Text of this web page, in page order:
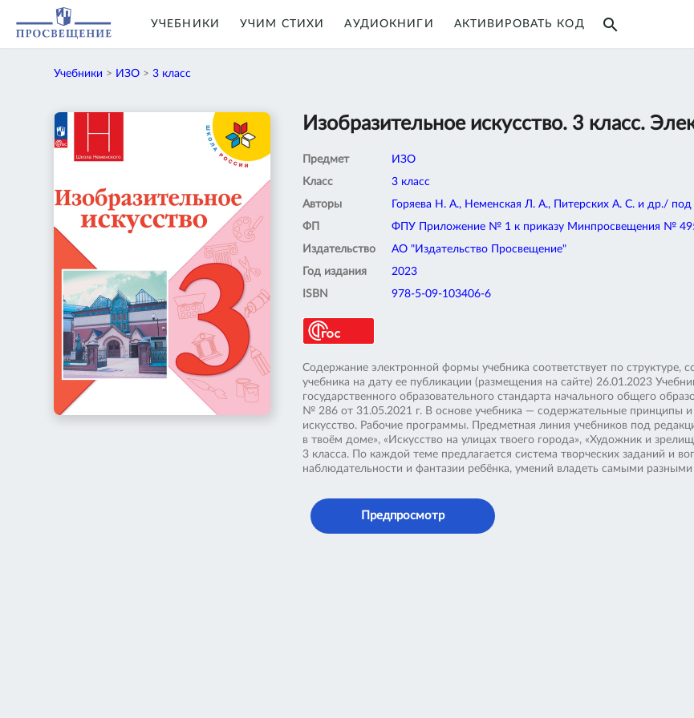
УЧЕБНИКИ УЧИМ СТИХИ АУДИОКНИГИ АКТИВИРОВАТЬ КОД search
Учебники > ИЗО >3 класс
Изобразительное искусство. 3 класс.
Предмет
ИЗО
Класс
3 класс
Авторы
Горяева Н. А., Неменская Л. А., Питерских А. С. и др./
ФП
ФПУ Приложение № 1 к приказу Минпросвещения № 495
Издательство
АО "Издательство Просвещение"
Год издания
2023
ISBN
978-5-09-103406-6
Содержание электронной формы учебника соответствует по
учебника на дату ее публикации (размещения на сайте) 26.01.2023
государственного образовательного стандарта начального общего
№ 286 от 31.05.2021 г. В основе учебника — содержательные принципы
искусство. Рабочие программы. Предметная линия учебников под
в твоём доме», «Искусство на улицах твоего города», «Художник и
3 класса. По каждой теме предлагается система творческих заданий и
наблюдательности и фантазии ребёнка, умений владеть самыми
Предпросмотр